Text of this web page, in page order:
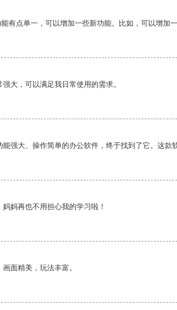
有点单一，可以增加一些新功能。比如，可以增加
大，可以满足我日常使用的需求。
强大、操作简单的办公软件，终于找到了它。这
妈再也不用担心我的学习啦！
面精美，玩法丰富。